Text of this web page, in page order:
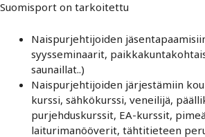
Suomisport on tarkoitettu
Naispurjehtijoiden
syysseminaarit,
saunaillat..)
Naispurjehtijoiden järjestämiin
kurssi, sähkökurssi, veneilijä,
purjehduskurssit, EA-kurssit,
laiturimanööverit, tähtitieteen